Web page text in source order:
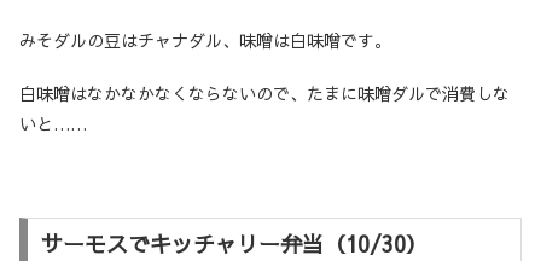
みそダルの豆はチャナダル、味噌は白味噌です。
白味噌はなかなかなくならないので、たまに味噌ダルで消費しな
いと……
サーモスでキッチャリー弁当（10/30）